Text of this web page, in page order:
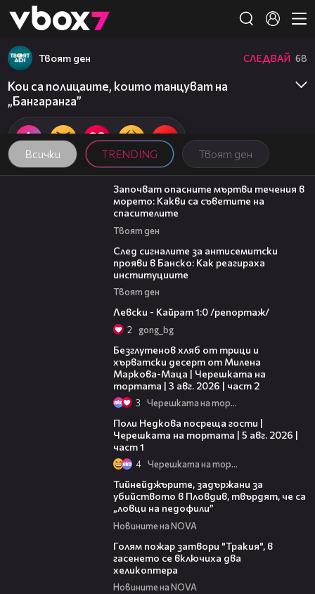
👾
Всички TRENDING Твоят ден
Твоят ден СЛЕДВАЙ 68
Кои са полицаите, които танцуват на
„Бангаранга”
03:59
Започват опасните мъртви течения в
морето: Какви са съветите на
спасителите
Твоят ден
След сигналите за антисемитски
прояви в Банско: Как реагираха
институциите
Твоят ден
Левски - Кайрат 1:0 /репортаж/
2 gong_bg
Безглутенов хляб от трици и
хърватски десерт от Милена
Маркова-Маца | Черешката на
тортата | 3 авг. 2026 | част 2
3 Черешката на тортата
Поли Недкова посреща гости |
Черешката на тортата | 5 авг. 2026 |
част 1
4 Черешката на тортата
Тийнейджърите, задържани за
убийството в Пловдив, твърдят, че са
„ловци на педофили”
Новините на NOVA
Голям пожар затвори "Тракия", в
гасенето се включиха два
хеликоптера
Новините на NOVA